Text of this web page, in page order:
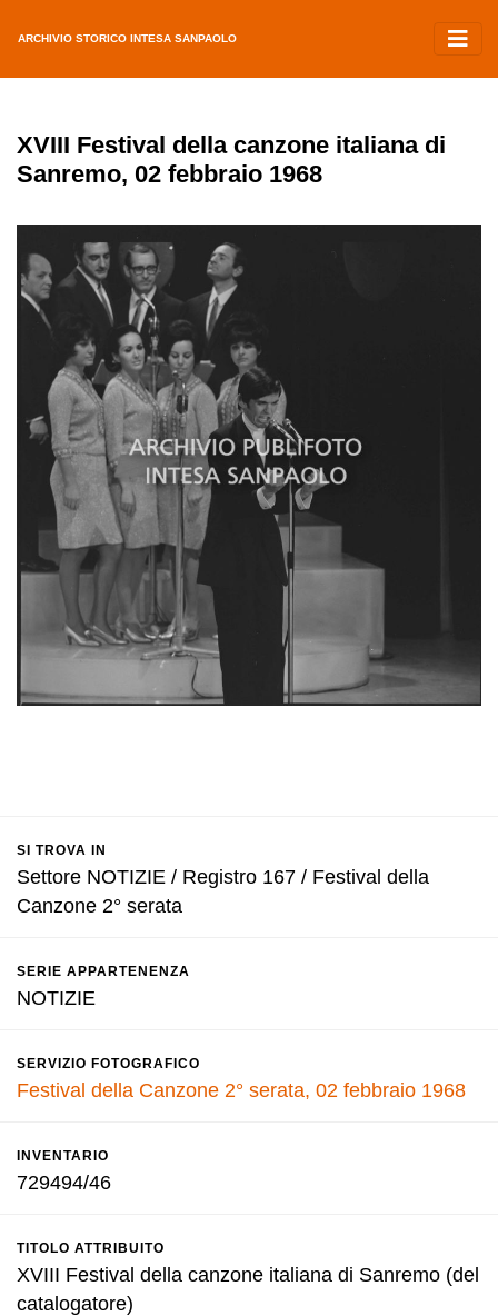
ARCHIVIO STORICO INTESA SANPAOLO
XVIII Festival della canzone italiana di
Sanremo, 02 febbraio 1968
SI TROVA IN
Settore NOTIZIE / Registro 167 / Festival della
Canzone 2° serata
SERIE APPARTENENZA
NOTIZIE
SERVIZIO FOTOGRAFICO
Festival della Canzone 2° serata, 02 febbraio 1968
INVENTARIO
729494/46
TITOLO ATTRIBUITO
XVIII Festival della canzone italiana di Sanremo (del
catalogatore)